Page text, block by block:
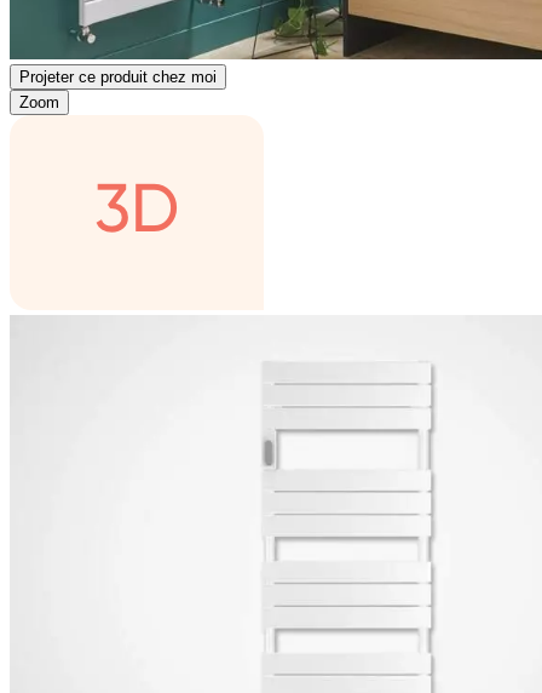
Projeter ce produit chez moi
Zoom